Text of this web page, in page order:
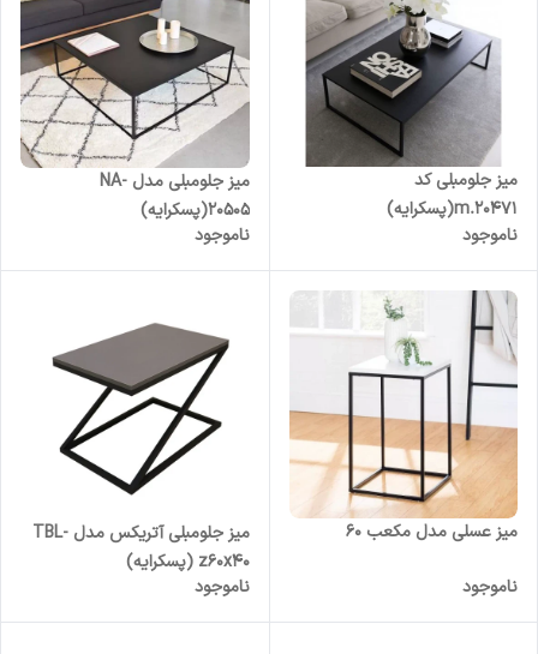
میز جلومبلی کد
20471.m(پسکرایه)
ناموجود
میز جلومبلی مدل NA-
20505(پسکرایه)
ناموجود
میز عسلی مدل مکعب 60
ناموجود
میز جلومبلی آتریکس مدل TBL-
z60x40 (پسکرایه)
ناموجود